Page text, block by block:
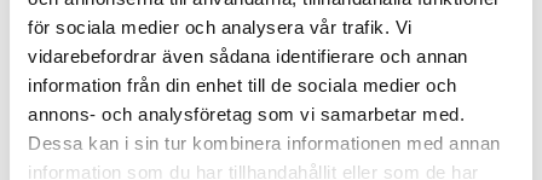
för sociala medier och analysera vår trafik. Vi
vidarebefordrar även sådana identifierare och annan
information från din enhet till de sociala medier och
annons- och analysföretag som vi samarbetar med.
Dessa kan i sin tur kombinera informationen med annan
information som du har tillhandahållit eller som de har
AB
Srf Auktoriserade konsulter
Anna Holma
Auktoriserad Lönekonsult